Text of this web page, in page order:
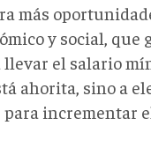
más
y social, que
llevar el salario
ahorita, sino a
incrementar